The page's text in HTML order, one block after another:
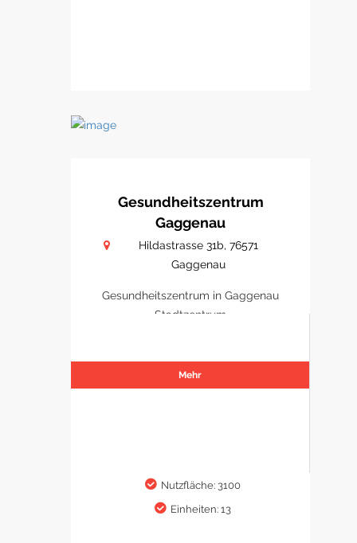
Gesundheitszentrum
Gaggenau
Hildastrasse 31b, 76571
Gaggenau
Gesundheitszentrum in Gaggenau
Stadtzentrum
Mehr
Nutzfläche: 3100
Einheiten: 13